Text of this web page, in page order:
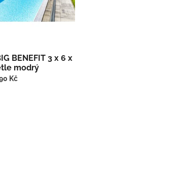
BENEFIT 3 x 6 x
modrý
Kč